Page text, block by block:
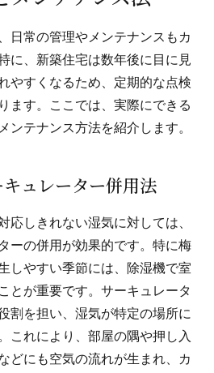
日常の管理やメンテナンスもカ
に、新築住宅は数年後に目に見
やすくなるため、定期的な点検
ます。ここでは、実際にできる
ンテナンス方法を紹介します。
ュレーター併用法
応しきれない湿気に対しては、
ーの併用が効果的です。特に梅
しやすい季節には、除湿機で室
とが重要です。サーキュレータ
割を担い、湿気が特定の場所に
これにより、部屋の隅や押し入
どにも空気の流れが生まれ、カ